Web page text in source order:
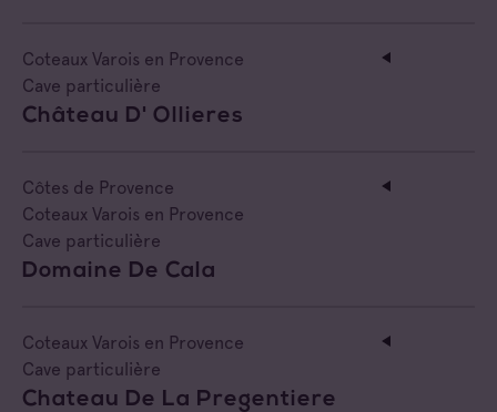
Coteaux Varois en Provence
Cave particulière
Château D' Ollieres
Côtes de Provence
Coteaux Varois en Provence
Cave particulière
Domaine De Cala
Coteaux Varois en Provence
Cave particulière
Chateau De La Pregentiere